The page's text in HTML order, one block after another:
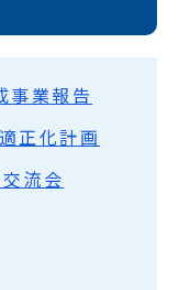
事業報告
正化計画
流会